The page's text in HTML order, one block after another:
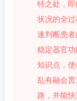
特之处，
状况的全
速判断患者
稳定器官
知识点，
乱有融会
路，并能